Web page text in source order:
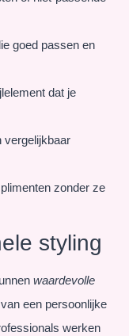
goed passen en
dat je
vergelijkbaar
zonder ze
styling
waardevolle
een persoonlijke
werken